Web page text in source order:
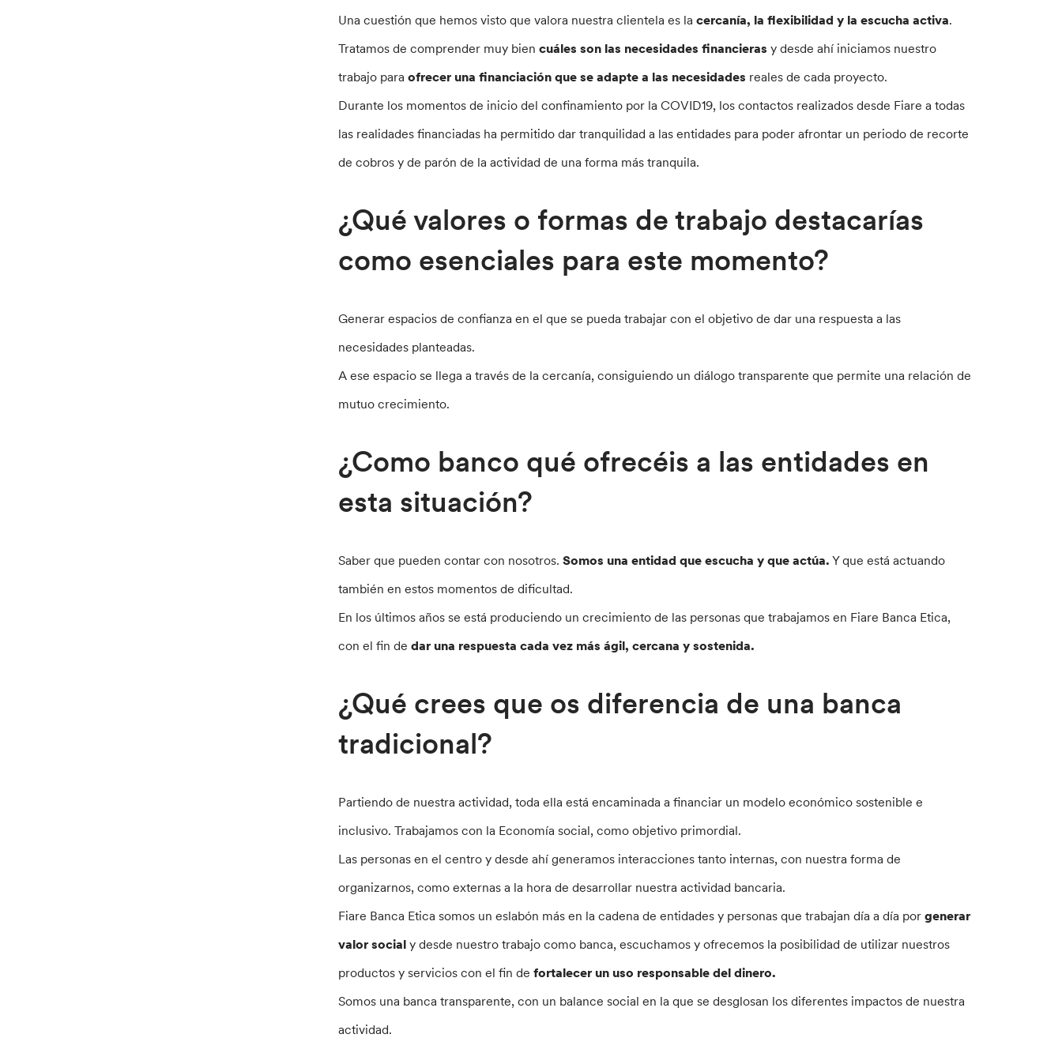
Una cuestión que hemos visto que valora nuestra clientela es lacercanía, la flexibilidad y la escucha activa.
Tratamos de comprender muy biencuáles son las necesidades financieras y desde ahí iniciamos nuestro
trabajo paraofrecer una financiación que se adapte a las necesidades reales de cada proyecto.
Durante los momentos de inicio del confinamiento por la COVID19, los contactos realizados desde Fiare a todas
las realidades financiadas ha permitido dar tranquilidad a las entidades para poder afrontar un periodo de recorte
de cobros y de parón de la actividad de una forma más tranquila.
¿Qué valores o formas de trabajo destacarías
como esenciales para este momento?
Generar espacios de confianza en el que se pueda trabajar con el objetivo de dar una respuesta a las
necesidades planteadas.
A ese espacio se llega a través de la cercanía, consiguiendo un diálogo transparente que permite una relación de
mutuo crecimiento.
¿Como banco qué ofrecéis a las entidades en
esta situación?
Saber que pueden contar con nosotros.Somos una entidad que escucha y que actúa. Y que está actuando
también en estos momentos de dificultad.
En los últimos años se está produciendo un crecimiento de las personas que trabajamos en Fiare Banca Etica,
con el fin dedar una respuesta cada vez más ágil, cercana y sostenida.
¿Qué crees que os diferencia de una banca
tradicional?
Partiendo de nuestra actividad, toda ella está encaminada a financiar un modelo económico sostenible e
inclusivo. Trabajamos con la Economía social, como objetivo primordial.
Las personas en el centro y desde ahí generamos interacciones tanto internas, con nuestra forma de
organizarnos, como externas a la hora de desarrollar nuestra actividad bancaria.
Fiare Banca Etica somos un eslabón más en la cadena de entidades y personas que trabajan día a día porgenerar
valor socialy desde nuestro trabajo como banca, escuchamos y ofrecemos la posibilidad de utilizar nuestros
productos y servicios con el fin defortalecer un uso responsable del dinero.
Somos una banca transparente, con un balance social en la que se desglosan los diferentes impactos de nuestra
actividad.